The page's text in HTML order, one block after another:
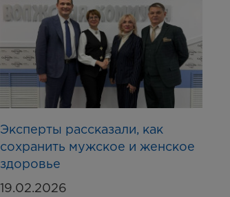
Эксперты рассказали, как
сохранить мужское и женское
здоровье
19.02.2026